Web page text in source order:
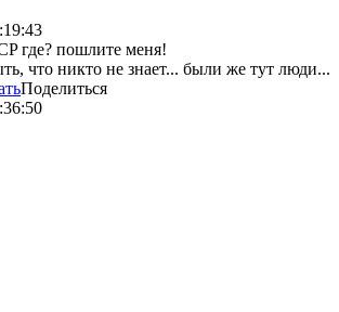
где? пошлите меня!
что никто не знает... были же тут люди...
Поделиться